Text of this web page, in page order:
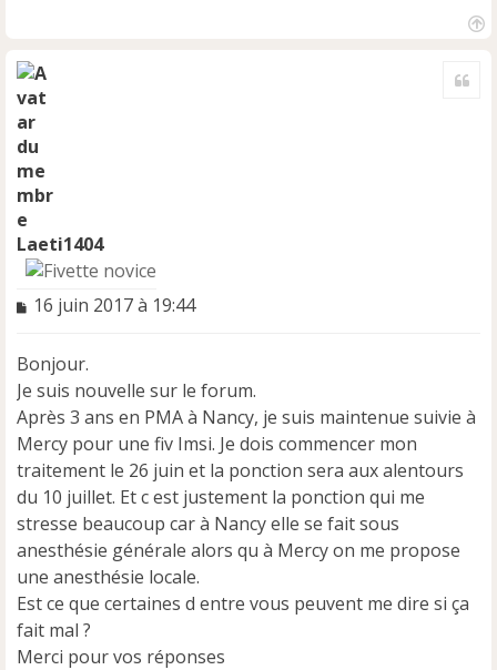
Laeti1404
M
s
a
g
e
n
o
n
l
u
16 juin 2017 à 19:44
Bonjour.
Je suis nouvelle sur le forum.
Après 3 ans en PMA à Nancy, je suis maintenue suivie à
Mercy pour une fiv Imsi. Je dois commencer mon
traitement le 26 juin et la ponction sera aux alentours
du 10 juillet. Et c est justement la ponction qui me
stresse beaucoup car à Nancy elle se fait sous
anesthésie générale alors qu à Mercy on me propose
une anesthésie locale.
Est ce que certaines d entre vous peuvent me dire si ça
fait mal ?
Merci pour vos réponses